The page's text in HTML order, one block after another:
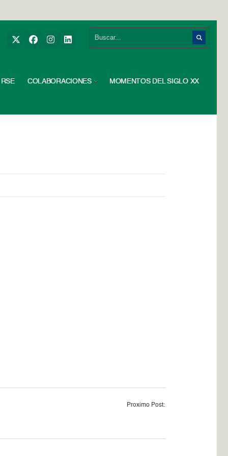
RSE COLABORACIONES MOMENTOS DEL SIGLO XX
Proximo Post: